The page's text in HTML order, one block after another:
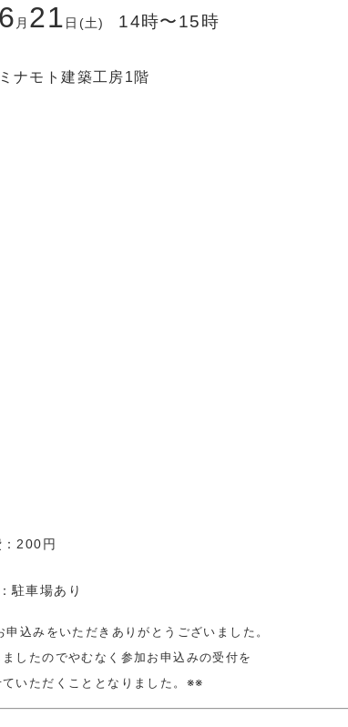
6 月 21 日 (土) 14時〜15時
ミナモト建築工房1階
200円
：駐車場あり
込みをいただきありがとうございました。
したのでやむなく参加お申込みの受付を
いただくこととなりました。※※